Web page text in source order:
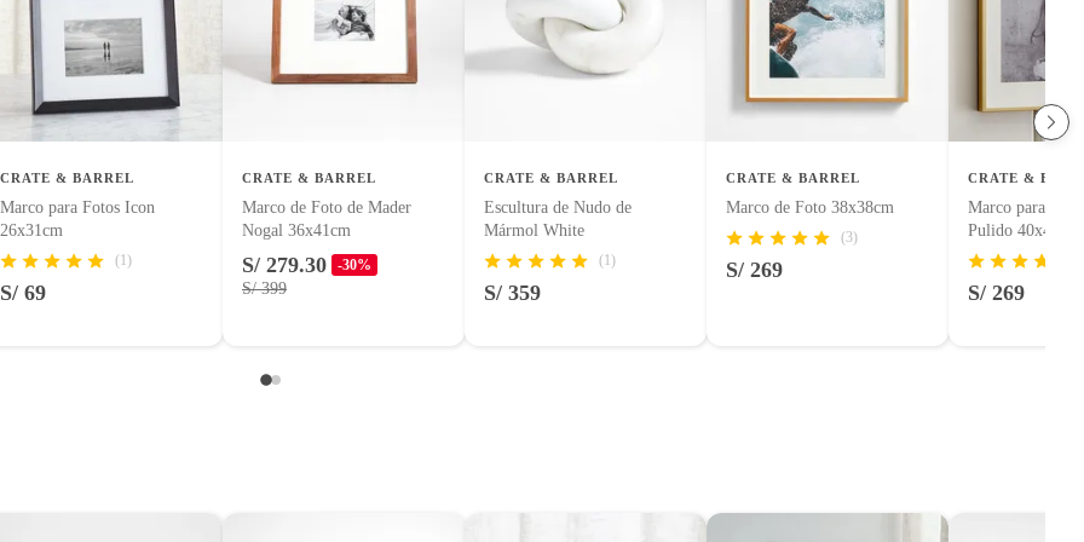
foto
para asfalto.
línea blanca, colchones, muebles, bicicletas y máquinas.
alimenticios, vitaminas.
señales de uso, sin empaques, etiquetas o sellos.
CRATE & BARREL
Marco para Fotos Icon
26x31cm
(1)
S/ 69
CRATE & BARREL
Marco de Foto de Mader
Nogal 36x41cm
S/ 279.30 -30%
S/ 399
CRATE & BARREL
Escultura de Nudo de
Mármol White
(1)
S/ 359
CRATE & BARREL
Marco de Foto 38x38cm
(3)
S/ 269
CRATE &
Marco para
Pulido 40x45cm
S/ 269